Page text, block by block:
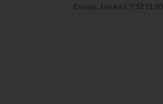
Estojo Juvenil YS27100